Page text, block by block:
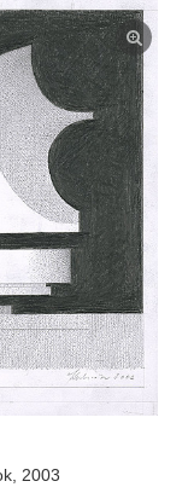
2003